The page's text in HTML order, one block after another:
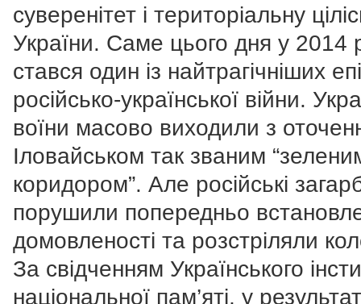
суверенітет і територіальну
України. Саме цього дня у 2014
стався один із найтрагічніших
російсько-української війни.
воїни масово виходили з
Іловайськом так званим
коридором”. Але російські
порушили попередньо
домовленості та розстріляли
За свідченням Українського
національної пам’яті, у